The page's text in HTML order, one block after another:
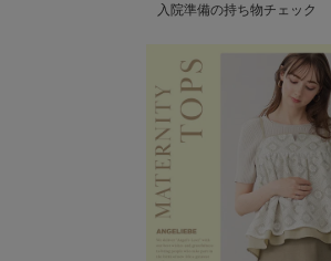
入院準備の持ち物チェック